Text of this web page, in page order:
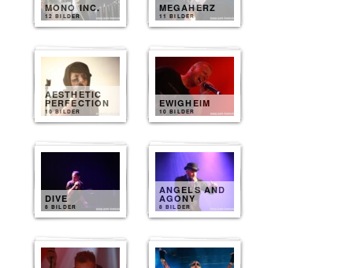
MONO INC.
12 BILDER
MEGAHERZ
11 BILDER
AESTHETIC
PERFECTION
10 BILDER
EWIGHEIM
10 BILDER
DIVE
8 BILDER
ANGELS AND
AGONY
8 BILDER